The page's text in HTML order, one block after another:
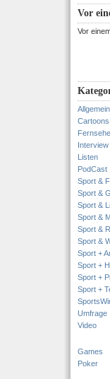
Vor
Vor
Cartoons
Interview
Listen
PodCast
Sport &
Sport &
Sport &
Sport &
Sport &
Sport &
Sport +
Sport +
Sport +
Sport +
Umfrage
Video
Games
Poker